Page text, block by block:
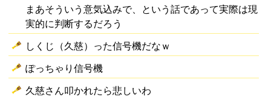
まあそういう意気込みで、という話であって実際は現
実的に判断するだろう
しくじ（久慈）った信号機だなｗ
ぽっちゃり信号機
久慈さん叩かれたら悲しいわ